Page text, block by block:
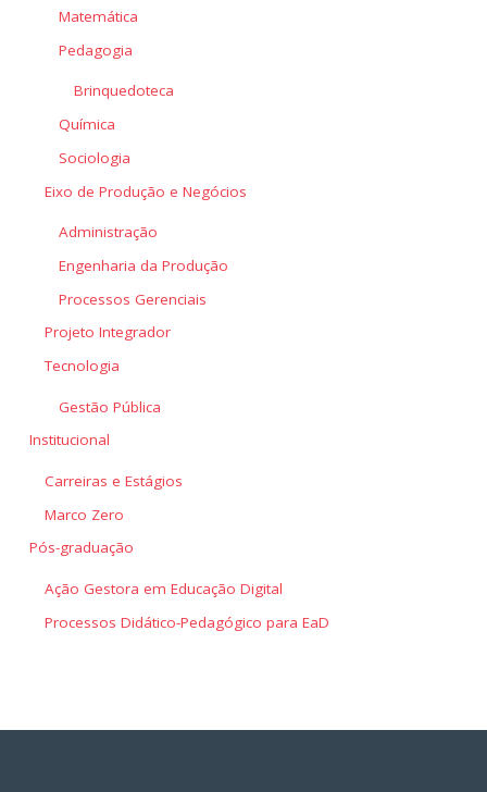
Matemática
Pedagogia
Brinquedoteca
Química
Sociologia
Eixo de Produção e Negócios
Administração
Engenharia da Produção
Processos Gerenciais
Projeto Integrador
Tecnologia
Gestão Pública
Institucional
Carreiras e Estágios
Marco Zero
Pós-graduação
Ação Gestora em Educação Digital
Processos Didático-Pedagógico para EaD